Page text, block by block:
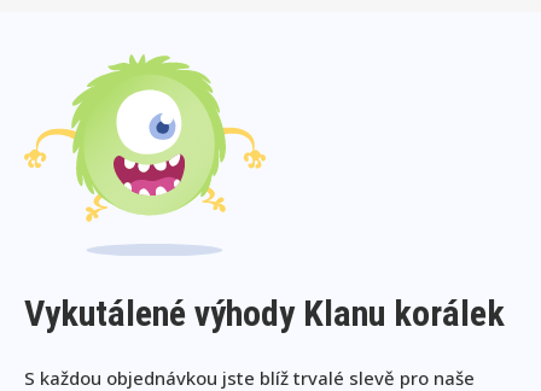
Vykutálené výhody Klanu korálek
S každou objednávkou jste blíž trvalé slevě pro naše